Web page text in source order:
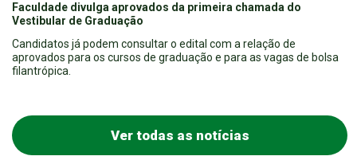
Faculdade divulga aprovados da primeira chamada do
Vestibular de Graduação
Candidatos já podem consultar o edital com a relação de
aprovados para os cursos de graduação e para as vagas de bolsa
filantrópica.
Ver todas as notícias